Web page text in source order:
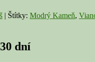
| Štítky: Modrý Kameň,
dní